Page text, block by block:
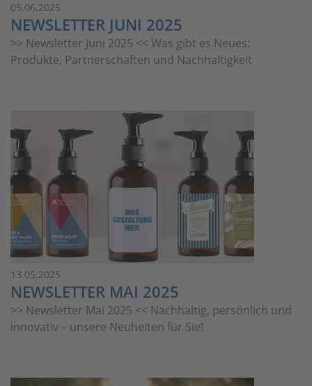
05.06.2025
NEWSLETTER JUNI 2025
>> Newsletter Juni 2025 << Was gibt es Neues:
Produkte, Partnerschaften und Nachhaltigkeit
13.05.2025
NEWSLETTER MAI 2025
>> Newsletter Mai 2025 << Nachhaltig, persönlich und
innovativ – unsere Neuheiten für Sie!